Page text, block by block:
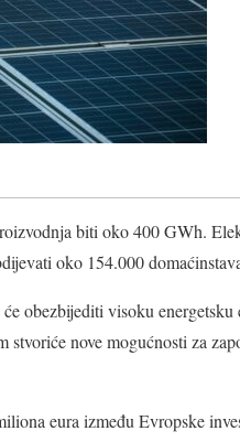
biti oko 400 GWh.
oko 154.000
obezbijediti visoku energetsku
nove mogućnosti za
eura između Evropske